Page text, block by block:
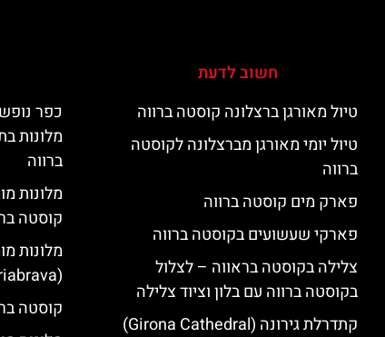
חשוב לדעת
טיול מאורגן ברצלונה קוסטה ברווה
טיול יומי מאורגן מברצלונה לקוסטה
ברווה
פארק מים קוסטה ברווה
פארקי שעשועים בקוסטה ברווה
צלילה בקוסטה בראווה – לצלול
בקוסטה ברווה עם בלון וציוד צלילה
קתדרלת גירונה (Girona Cathedral)
כפר
מלונות
ברווה
קוסטה
מלונות
(Empuriabrava)
קוסטה